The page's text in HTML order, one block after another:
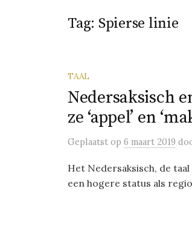
Tag: Spierse linie
TAAL
Nedersaksisch
ze ‘appel’ en
Geplaatst op 6 maart 2019
Het Nedersaksisch, de
een hogere status als